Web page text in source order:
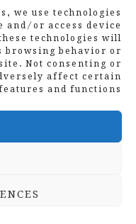
we use technologies
or access device
technologies will
browsing behavior or
Not consenting or
affect certain
and functions.
فراہم کرتی
سامعین زیادہ
خواہشمند ہیں۔
ایک بار